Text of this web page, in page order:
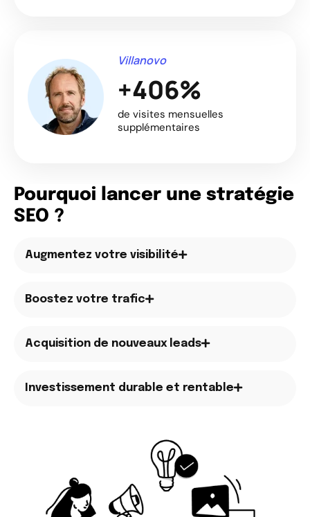
Villanovo
+406%
de visites mensuelles
supplémentaires
Pourquoi lancer une stratégie
SEO ?
Augmentez votre visibilité
Boostez votre trafic
Acquisition de nouveaux leads
Investissement durable et rentable